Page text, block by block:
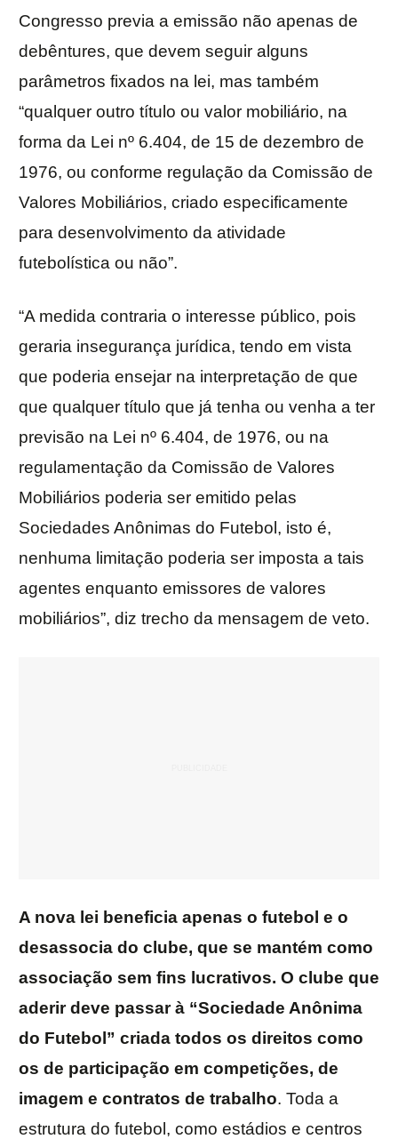
Congresso previa a emissão não apenas de
debêntures, que devem seguir alguns
parâmetros fixados na lei, mas também
“qualquer outro título ou valor mobiliário, na
forma da Lei nº 6.404, de 15 de dezembro de
1976, ou conforme regulação da Comissão de
Valores Mobiliários, criado especificamente
para desenvolvimento da atividade
futebolística ou não”.
“A medida contraria o interesse público, pois
geraria insegurança jurídica, tendo em vista
que poderia ensejar na interpretação de que
que qualquer título que já tenha ou venha a ter
previsão na Lei nº 6.404, de 1976, ou na
regulamentação da Comissão de Valores
Mobiliários poderia ser emitido pelas
Sociedades Anônimas do Futebol, isto é,
nenhuma limitação poderia ser imposta a tais
agentes enquanto emissores de valores
mobiliários”, diz trecho da mensagem de veto.
A nova lei beneficia apenas o futebol e o
desassocia do clube, que se mantém como
associação sem fins lucrativos. O clube que
aderir deve passar à “Sociedade Anônima
do Futebol” criada todos os direitos como
os de participação em competições, de
imagem e contratos de trabalho. Toda a
estrutura do futebol, como estádios e centros